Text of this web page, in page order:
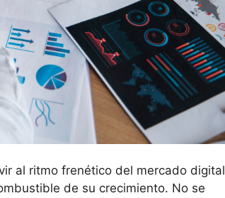
al ritmo frenético del mercado digital
de su crecimiento. No se